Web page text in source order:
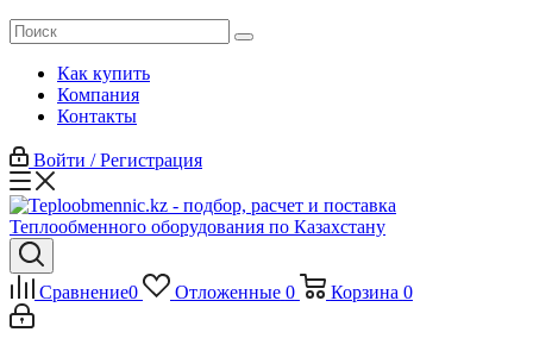
Как купить
Компания
Контакты
Войти / Регистрация
Сравнение0 Отложенные 0 Корзина 0